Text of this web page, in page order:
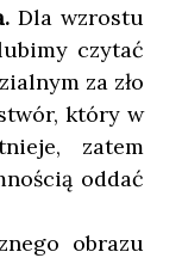
Dla wzrostu
czytać
za zło
który w
zatem
oddać
obrazu